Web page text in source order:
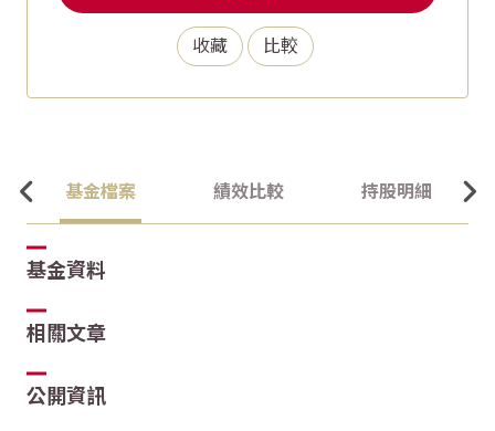
收藏 比較
基金檔案 績效比較 持股明細
基金資料
相關文章
公開資訊